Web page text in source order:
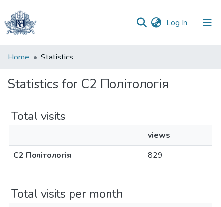
Log In (current)
Communities
Collections
Home Statistics
Statistics for C2 Політологія
Total visits
views
C2 Політологія
829
Total visits per month